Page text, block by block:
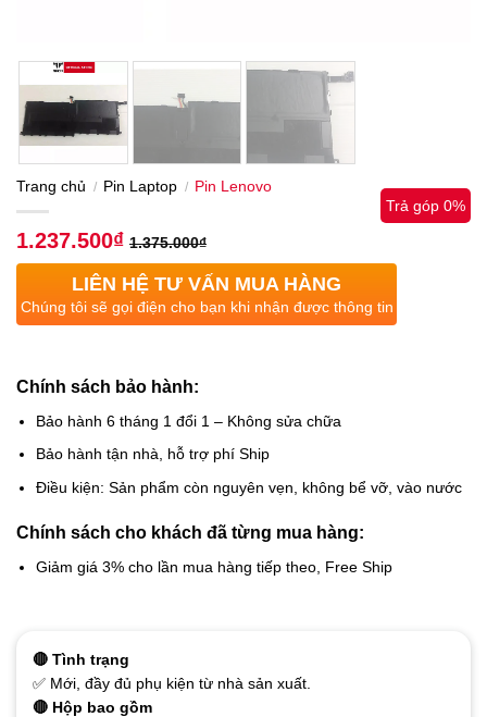
Trang chủ / Pin Laptop / Pin Lenovo
1.237.500₫ 1.375.000₫
Trả góp 0%
LIÊN HỆ TƯ VẤN MUA HÀNG
Chúng tôi sẽ gọi điện cho bạn khi nhận được thông tin
Chính sách bảo hành:
Bảo hành 6 tháng 1 đổi 1 – Không sửa chữa
Bảo hành tận nhà, hỗ trợ phí Ship
Điều kiện: Sản phẩm còn nguyên vẹn, không bể vỡ, vào nước
Chính sách cho khách đã từng mua hàng:
Giảm giá 3% cho lần mua hàng tiếp theo, Free Ship
🔴 Tình trạng
✅ Mới, đầy đủ phụ kiện từ nhà sản xuất.
🔴 Hộp bao gồm